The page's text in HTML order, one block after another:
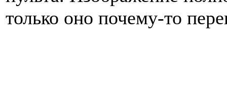
только оно почему-то